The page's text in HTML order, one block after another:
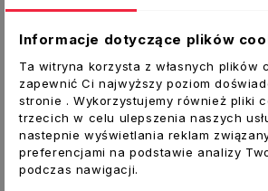
W wersji WC Wentylator
czujnik
WC wyłącznik czasowy-
regulowane - timer pozwala na
pracy wentylatora przez
wyłączeniu urządzenia.
od 2 do 25 minut
Informacje dotyczące plików
Ta witryna korzysta z własnych plików
zapewnić Ci najwyższy poziom
stronie . Wykorzystujemy również pliki
trzecich w celu ulepszenia naszych
nastepnie wyświetlania reklam
preferencjami na podstawie analizy
podczas nawigacji.